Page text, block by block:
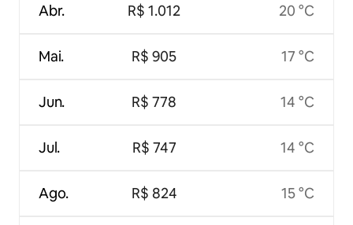
Abr.
Mai.
Jun.
Jul.
Ago.
R$ 1.012
R$ 905
R$ 778
R$ 747
R$ 824
20 °C
17 °C
14 °C
14 °C
15 °C